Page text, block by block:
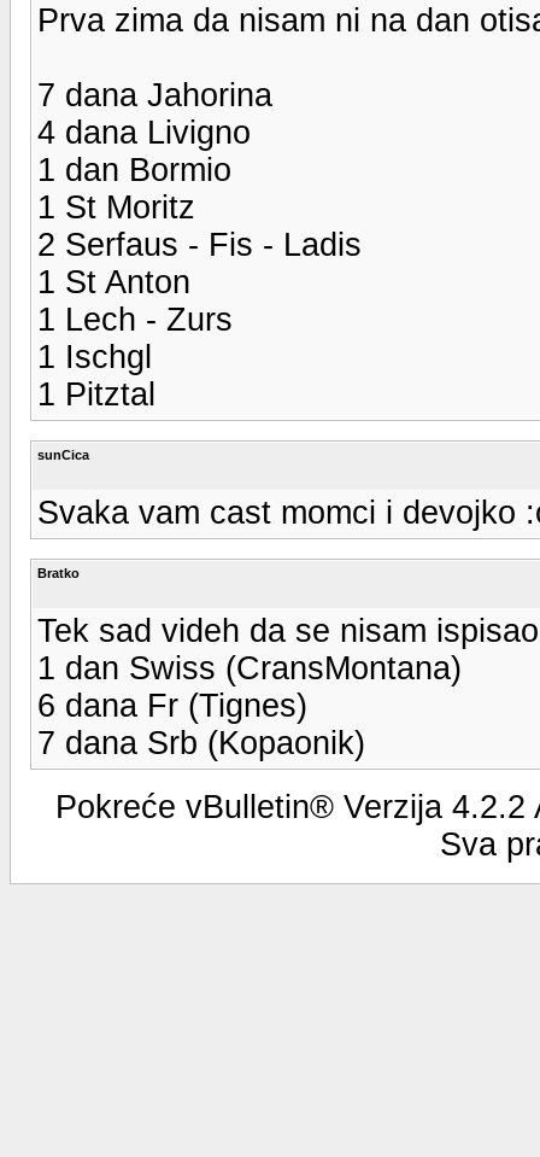
Prva zima da nisam ni na dan
7 dana Jahorina
4 dana Livigno
1 dan Bormio
1 St Moritz
2 Serfaus - Fis - Ladis
1 St Anton
1 Lech - Zurs
1 Ischgl
1 Pitztal
sunCica
Svaka vam cast momci i devojko
Bratko
Tek sad videh da se nisam
1 dan Swiss (CransMontana)
6 dana Fr (Tignes)
7 dana Srb (Kopaonik)
Pokreće vBulletin® Verzija
Sva